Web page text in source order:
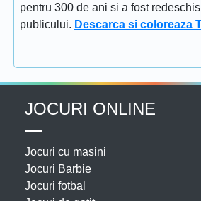
pentru 300 de ani si a fost
publicului. Descarca si coloreaza
JOCURI ONLINE
Jocuri cu masini
Jocuri Barbie
Jocuri fotbal